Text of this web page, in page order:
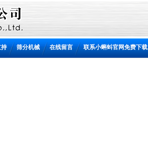
筛分机械 在线留言 联系小蝌蚪官网免费下载